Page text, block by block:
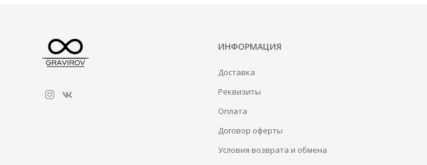
ИНФОРМАЦИЯ
Доставка
Реквизиты
Оплата
Договор оферты
Условия возврата и обмена